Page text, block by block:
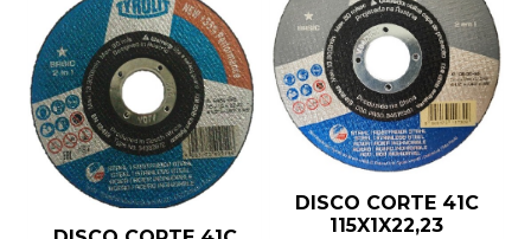
DISCO CORTE 41C
115X1X22,23